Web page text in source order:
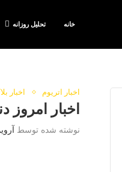
خانه تحلیل روزانه
اخبار اتریوم اخبار
اخبار امروز
نوشته شده توسط